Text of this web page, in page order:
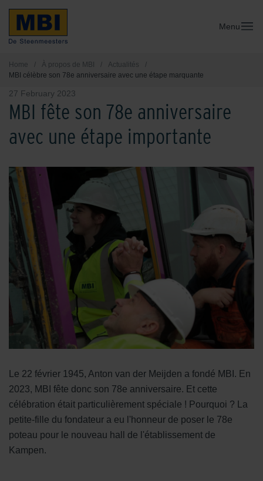
Menu
Home / À propos de MBI / Actualités
/
MBI célèbre son 78e anniversaire avec une étape marquante
27 February 2023
MBI fête son 78e anniversaire
avec une étape importante
Le 22 février 1945, Anton van der Meijden a fondé MBI. En
2023, MBI fête donc son 78e anniversaire. Et cette
célébration était particulièrement spéciale ! Pourquoi ? La
petite-fille du fondateur a eu l'honneur de poser le 78e
poteau pour le nouveau hall de l'établissement de
Kampen.